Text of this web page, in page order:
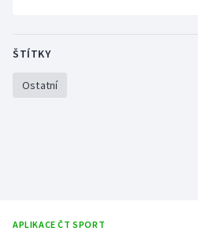
Vodní slalom
ŠTÍTKY
Ostatní
APLIKACE ČT SPORT